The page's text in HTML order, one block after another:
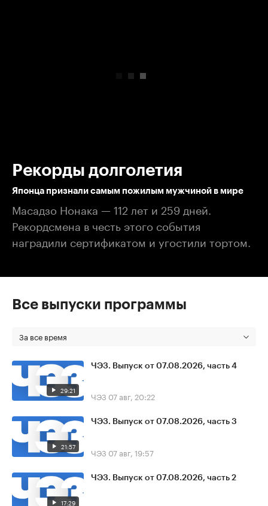
Рекорды долголетия
Японца признали самым пожилым мужчиной в мире
Масадзо Нонака — 112 лет и 259 дней.
Рекордсмена в честь этого события
наградили сертификатом и угостили тортом.
Все выпуски программы
За все время
29:21
ЧЭЗ. Выпуск от 07.08.2026, часть 4
ЧЭЗ 07 авг, 20:22
21:57
ЧЭЗ. Выпуск от 07.08.2026, часть 3
ЧЭЗ 07 авг, 19:57
17:29
ЧЭЗ. Выпуск от 07.08.2026, часть 2